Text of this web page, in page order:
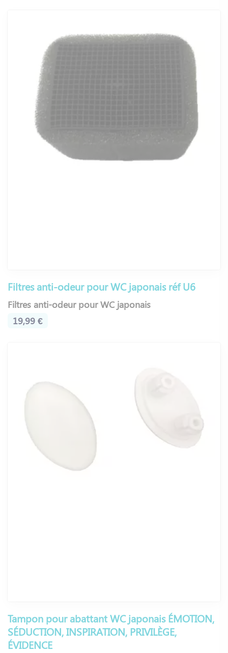
Filtres anti-odeur pour WC japonais réf U6
Filtres anti-odeur pour WC japonais
19,99 €
Tampon pour abattant WC japonais ÉMOTION,
SÉDUCTION, INSPIRATION, PRIVILÈGE,
ÉVIDENCE